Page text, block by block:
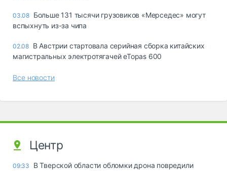
03.08 Больше 131 тысячи грузовиков «Мерседес» могут
вспыхнуть из-за чипа
02.08 В Австрии стартовала серийная сборка китайских
магистральных электротягачей eTopas 600
Все новости
Центр
09:33
В Тверской области обломки дрона повредили